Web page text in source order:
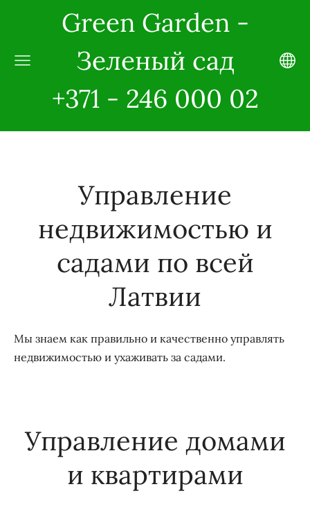
Green Garden -
Зеленый сад
+371 - 246 000 02
Управление
недвижимостью и
садами по всей
Латвии
Мы знаем как правильно и качественно управлять
недвижимостью и ухаживать за садами.
Управление домами
и квартирами